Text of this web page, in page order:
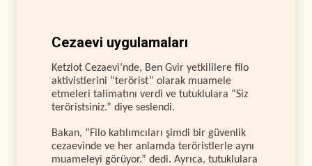
Cezaevi uygulamaları
Ketziot Cezaevi’nde, Ben Gvir yetkililere filo
aktivistlerini “terörist” olarak muamele
etmeleri talimatını verdi ve tutuklulara “Siz
teröristsiniz.” diye seslendi.
Bakan, “Filo katılımcıları şimdi bir güvenlik
cezaevinde ve her anlamda teröristlerle aynı
muameleyi görüyor.” dedi. Ayrıca, tutuklulara